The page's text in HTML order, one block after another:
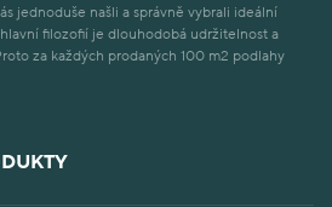
jednoduše našli a správně vybrali ideální
filozofií je dlouhodobá udržitelnost a
za každých prodaných 100 m2 podlahy